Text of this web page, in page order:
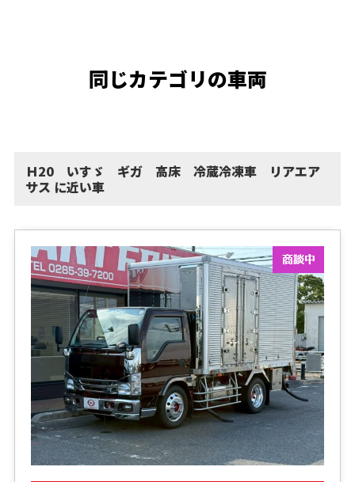
同じカテゴリの車両
Ｈ20 いすゞ ギガ 高床 冷蔵冷凍車 リアエア
サス に近い車